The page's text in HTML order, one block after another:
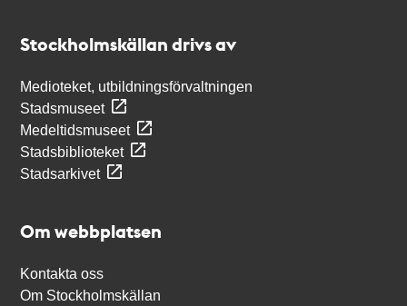
Stockholmskällan drivs av
Medioteket, utbildningsförvaltningen
Stadsmuseet
Medeltidsmuseet
Stadsbiblioteket
Stadsarkivet
Om webbplatsen
Kontakta oss
Om Stockholmskällan